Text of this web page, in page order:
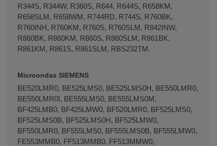
R344S, R344W, R360S, R644, R644S, R658KM,
R658SLM, R658WM, R744RD, R744S, R760BK,
R760INH, R760KM, R760S, R760SLM, R842INW,
R860BK, R860KM, R860S, R860SLM, R861BK,
R861KM, R861S, R861SLM, RBS232TM.
Microondas SIEMENS
BE520LMR0, BE525LMS0, BE525LMS0H, BE550LMR0,
BE550LMR0I, BE555LMS0, BE555LMS0M,
BF425LMB0, BF425LMW0, BF520LMR0, BF525LMS0,
BF525LMS0B, BF525LMS0H, BF525LMW0,
BF550LMR0, BF555LMS0, BF555LMS0B, BF555LMW0,
FE553MMB0, FF513MMB0, FF513MMW0,